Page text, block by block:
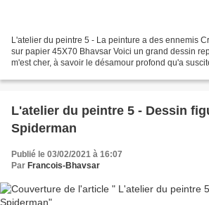
L'atelier du peintre 5 - La peinture a des ennemis Crayons noir, bleu et rouge
sur papier 45X70 Bhavsar Voici un grand dessin reprenant un thème qui
m'est cher, à savoir le désamour profond qu'a
L'atelier du peintre 5 - Dessin
Spiderman
Publié le 03/02/2021 à 16:07
Par Francois-Bhavsar